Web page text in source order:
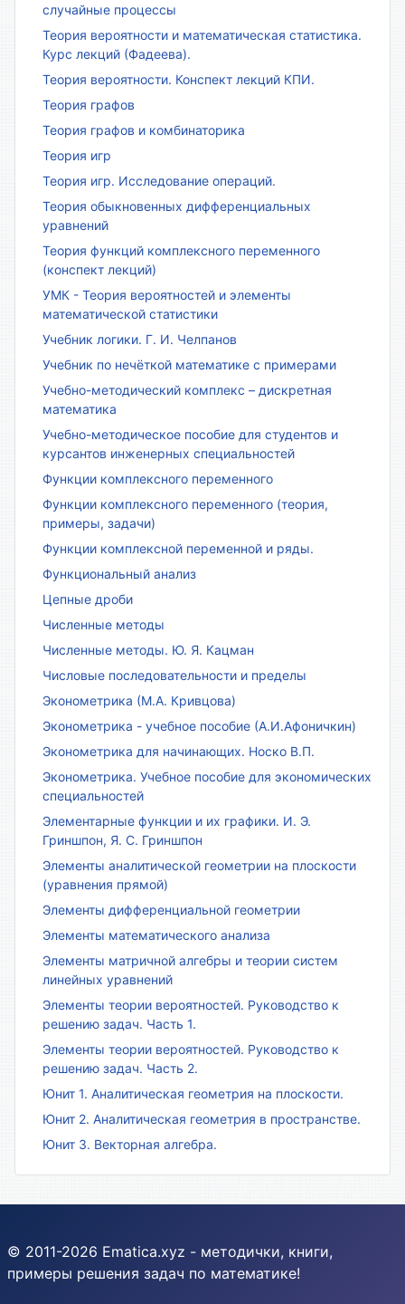
случайные процессы
Теория вероятности и математическая статистика.
Курс лекций (Фадеева).
Теория вероятности. Конспект лекций КПИ.
Теория графов
Теория графов и комбинаторика
Теория игр
Теория игр. Исследование операций.
Теория обыкновенных дифференциальных
уравнений
Теория функций комплексного переменного
(конспект лекций)
УМК - Теория вероятностей и элементы
математической статистики
Учебник логики. Г. И. Челпанов
Учебник по нечёткой математике с примерами
Учебно-методический комплекс – дискретная
математика
Учебно-методическое пособие для студентов и
курсантов инженерных специальностей
Функции комплексного переменного
Функции комплексного переменного (теория,
примеры, задачи)
Функции комплексной переменной и ряды.
Функциональный анализ
Цепные дроби
Численные методы
Численные методы. Ю. Я. Кацман
Числовые последовательности и пределы
Эконометрика (М.А. Кривцова)
Эконометрика - учебное пособие (А.И.Афоничкин)
Эконометрика для начинающих. Носко В.П.
Эконометрика. Учебное пособие для экономических
специальностей
Элементарные функции и их графики. И. Э.
Гриншпон, Я. С. Гриншпон
Элементы аналитической геометрии на плоскости
(уравнения прямой)
Элементы дифференциальной геометрии
Элементы математического анализа
Элементы матричной алгебры и теории систем
линейных уравнений
Элементы теории вероятностей. Руководство к
решению задач. Часть 1.
Элементы теории вероятностей. Руководство к
решению задач. Часть 2.
Юнит 1. Аналитическая геометрия на плоскости.
Юнит 2. Аналитическая геометрия в пространстве.
Юнит 3. Векторная алгебра.
© 2011-2026 Ematica.xyz - методички, книги,
примеры решения задач по математике!